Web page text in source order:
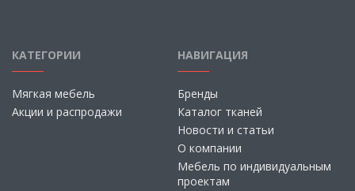
КАТЕГОРИИ
Мягкая мебель
Акции и распродажи
НАВИГАЦИЯ
Бренды
Каталог тканей
Новости и статьи
О компании
Мебель по индивидуальным
проектам